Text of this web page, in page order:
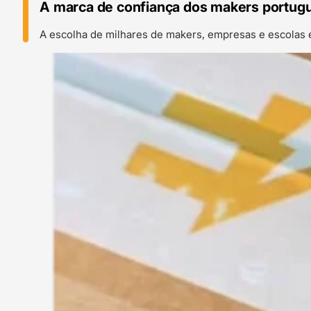
A marca de confiança dos makers
A escolha de milhares de makers, empresas e escolas